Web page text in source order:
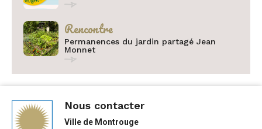
Permanences du jardin partagé Jean
Monnet
Catégorie :
Rencontre
Nous contacter
Ville de Montrouge